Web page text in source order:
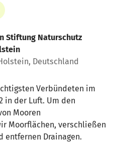
Stiftung Naturschutz
Deutschland
Verbündeten im
in der Luft. Um den
Mooren
Moorflächen, verschließen
entfernen Drainagen.